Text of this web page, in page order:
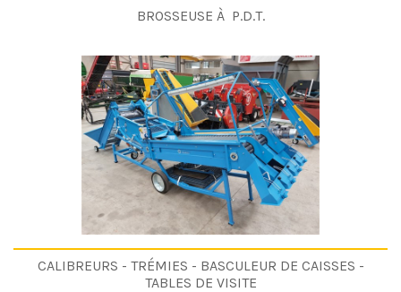
BROSSEUSE À P.D.T.
CALIBREURS - TRÉMIES - BASCULEUR DE CAISSES -
TABLES DE VISITE